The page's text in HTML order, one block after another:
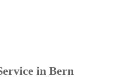
in Bern